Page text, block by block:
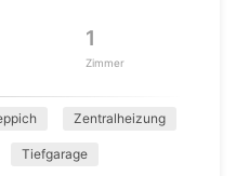
1
Zimmer
Zentralheizung
Tiefgarage